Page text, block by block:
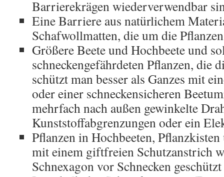
Barrierekrägen wiederverwendbar
Eine Barriere aus natürlichem
Schafwollmatten, die um die
Größere Beete und Hochbeete und
schneckengefährdeten Pflanzen, die
schützt man besser als Ganzes mit
oder einer schneckensicheren
mehrfach nach außen gewinkelte
Kunststoffabgrenzungen oder ein
Pflanzen in Hochbeeten,
mit einem giftfreien Schutzanstrich
Schnexagon vor Schnecken